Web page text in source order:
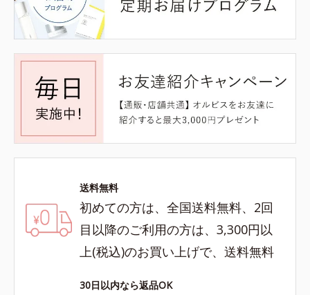
送料無料
初めての方は、全国送料無料、2回
目以降のご利用の方は、3,300円以
上(税込)のお買い上げで、送料無料
30日以内なら返品OK